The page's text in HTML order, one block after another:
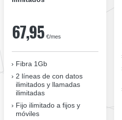
67,95 €/mes
Fibra 1Gb
2 líneas de con datos
ilimitados y llamadas
ilimitadas
Fijo ilimitado a fijos y
móviles